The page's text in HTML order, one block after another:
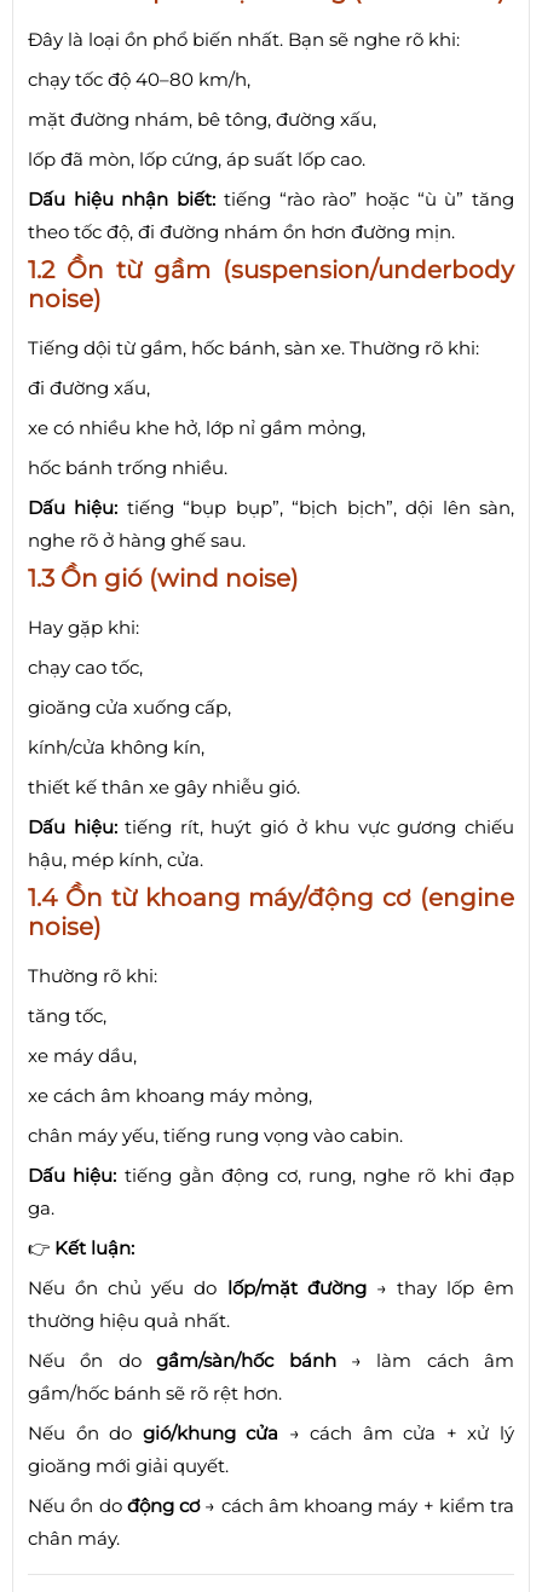
Đây là loại ồn phổ biến nhất. Bạn sẽ nghe rõ khi:
chạy tốc độ 40–80 km/h,
mặt đường nhám, bê tông, đường xấu,
lốp đã mòn, lốp cứng, áp suất lốp cao.
Dấu hiệu nhận biết: tiếng “rào rào” hoặc “ù ù” tăng
theo tốc độ, đi đường nhám ồn hơn đường mịn.
1.2 Ồn từ gầm (suspension/underbody
noise)
Tiếng dội từ gầm, hốc bánh, sàn xe. Thường rõ khi:
đi đường xấu,
xe có nhiều khe hở, lớp nỉ gầm mỏng,
hốc bánh trống nhiều.
Dấu hiệu: tiếng “bụp bụp”, “bịch bịch”, dội lên sàn,
nghe rõ ở hàng ghế sau.
1.3 Ồn gió (wind noise)
Hay gặp khi:
chạy cao tốc,
gioăng cửa xuống cấp,
kính/cửa không kín,
thiết kế thân xe gây nhiễu gió.
Dấu hiệu:tiếng rít, huýt gió ở khu vực gương chiếu
hậu, mép kính, cửa.
1.4 Ồn từ khoang máy/động cơ (engine
noise)
Thường rõ khi:
tăng tốc,
xe máy dầu,
xe cách âm khoang máy mỏng,
chân máy yếu, tiếng rung vọng vào cabin.
Dấu hiệu: tiếng gằn động cơ, rung, nghe rõ khi đạp
ga.
👉 Kết luận:
Nếu ồn chủ yếu do lốp/mặt đường→ thay lốp êm
thường hiệu quả nhất.
Nếu ồn dogầm/sàn/hốc bánh→ làm cách âm
gầm/hốc bánh sẽ rõ rệt hơn.
Nếu ồn do gió/khung cửa → cách âm cửa + xử lý
gioăng mới giải quyết.
Nếu ồn do động cơ→ cách âm khoang máy + kiểm tra
chân máy.